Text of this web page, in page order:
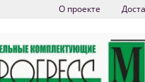
О проекте